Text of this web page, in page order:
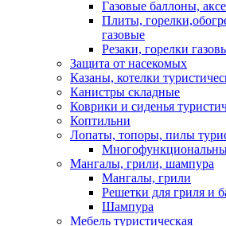
Газовые баллоны,
Плиты,
газовые
Резаки, горелки
Защита от насекомых
Казаны, котелки
Канистры складные
Коврики и сиденья
Коптильни
Лопаты, топоры, пилы
Мангалы, грили, шампура
Мангалы, грили
Решетки для гриля и
Шампура
Мебель туристическая